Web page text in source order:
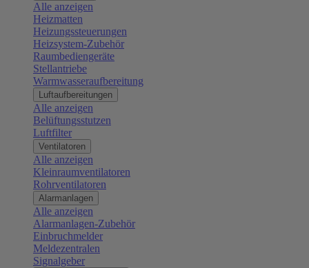
Alle anzeigen
Heizmatten
Heizungssteuerungen
Heizsystem-Zubehör
Raumbediengeräte
Stellantriebe
Warmwasseraufbereitung
Luftaufbereitungen
Alle anzeigen
Belüftungsstutzen
Luftfilter
Ventilatoren
Alle anzeigen
Kleinraumventilatoren
Rohrventilatoren
Alarmanlagen
Alle anzeigen
Alarmanlagen-Zubehör
Einbruchmelder
Meldezentralen
Signalgeber